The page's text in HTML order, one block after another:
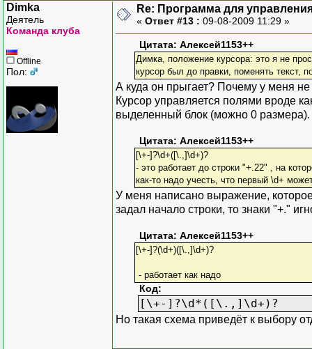
Dimka
Деятель
Команда клуба
Offline
Пол:
Re: Программа для
« Ответ #13 : 09-08-2009 11:29 »
Цитата: Алексей1153++
Димка, положение курсора: это я не
курсор был до правки, поменять текст,
А куда он прыгает? Почему у меня
Курсор управляется полями вроде
выделенный блок (можно 0 размера).
Цитата: Алексей1153++
[\+-]?\d+([\.,]\d+)?
- это работает до строки "+.22" , на
как-то надо учесть, что первый \d+
У меня написано выражение, которое
задал начало строки, то знаки "+."
Цитата: Алексей1153++
[\+-]?(\d+)([\.,]\d+)?
- работает как надо
Код:
[\+-]?\d*([\.,]\d+)?
Но такая схема приведёт к выбору